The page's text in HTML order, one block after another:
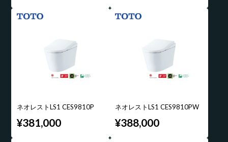
ネオレストLS1 CES9810P
¥381,000
ネオレストLS1 CES9810PW
¥388,000